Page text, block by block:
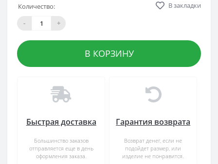
Количество:
-
+
В закладки
В КОРЗИНУ
Быстрая доставка
Большинство заказов
отправляется еще в день
оформления заказа.
Гарантия возврата
Возврат денег, если не
подойдет размер, или
изделие не понравится.